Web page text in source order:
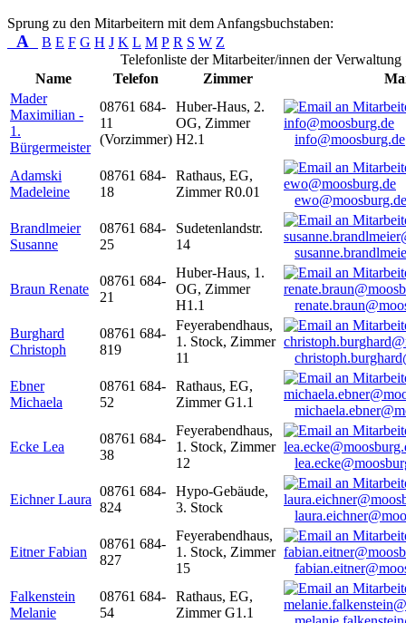
Sprung zu den Mitarbeitern mit dem Anfangsbuchstaben:
A B E F G H J K L M P R S W Z
Telefonliste der Mitarbeiter/innen der Verwaltung
Name
Telefon Zimmer
Mader
Maximilian -
1.
Bürgermeister
08761 684-
11
(Vorzimmer)
Huber-Haus, 2.
OG, Zimmer
H2.1
info@moosburg.de
Adamski
Madeleine
08761 684-
18
Rathaus, EG,
Zimmer R0.01
ewo@moosburg.de
Brandlmeier
Susanne
08761 684-
25
Sudetenlandstr.
14
Braun Renate
08761 684-
21
Huber-Haus, 1.
OG, Zimmer
H1.1
Burghard
Christoph
08761 684-
819
Feyerabendhaus,
1. Stock, Zimmer
11
Ebner
Michaela
08761 684-
52
Rathaus, EG,
Zimmer G1.1
Ecke Lea
08761 684-
38
Feyerabendhaus,
1. Stock, Zimmer
12
Eichner Laura
08761 684-
824
Hypo-Gebäude,
3. Stock
Eitner Fabian
08761 684-
827
Feyerabendhaus,
1. Stock, Zimmer
15
Falkenstein
Melanie
08761 684-
54
Rathaus, EG,
Zimmer G1.1